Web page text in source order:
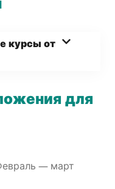
кур­сы от
для
— март